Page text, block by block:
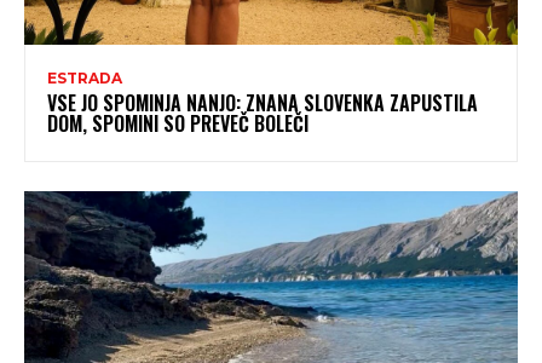
ESTRADA
VSE JO SPOMINJA NANJO: ZNANA SLOVENKA ZAPUSTILA
DOM, SPOMINI SO PREVEČ BOLEČI